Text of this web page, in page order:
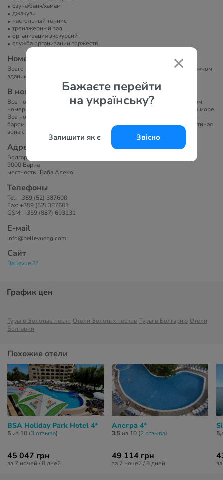
Бажаєте перейти
на українську?
Залишити як є Звісно
сауна/баня/хамам
джакузи
настольный теннис
тренажерный зал
организация экскурсий
служба организации торжеств
Номера
Всего в отеле 69 номеров и апартаментов, расположенных в 4-этажном
здании.
В номерах
Все помещения отеля Bellevue оснащены кондиционером. В каждом
номере есть балкон, с большинства из которых открывается вид на море.
Все номера оснащены телевизором с кабельными каналами, мини-
баром и письменным столом. В некоторых номерах обустроена гостиная
зона с диваном.
Адрес
Болгария
9000 Варна
местность "Баба Алено"
Телефоны
Tel: +359 (52) 387600
Fax: +359 (52) 387601
GSM: +359 (887) 603131
Е-маil
info@bellevuebg.com
Сайт
Bellevue 3*
График цен
Туры в Золотые пески Отели Золотых песков Туры в Болгарию Отели
Болгарии
Похожие отели
BSA Holiday Park Hotel 4*
5 из 10 (3 отзывa)
45 047 грн
за 7 ночей / 8 дней
Алегра 4*
3,5из 10 (2 отзывa)
49 114 грн
за 7 ночей / 8 дней